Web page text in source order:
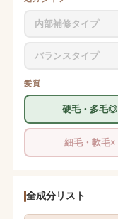
内部補修タイプ
バランスタイプ
髪質
硬毛・多毛◎
細毛・軟毛×
全成分リスト